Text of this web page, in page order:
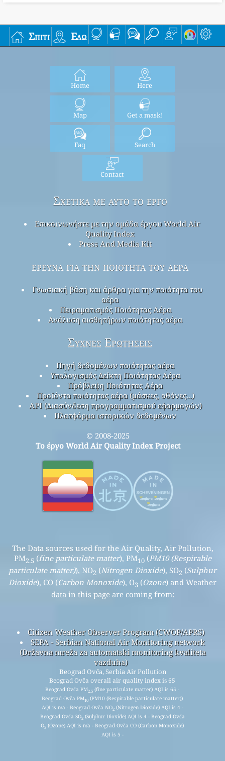
Σπίτι Εδώ
Home Here
Map Get a mask!
Faq Search
Contact
Σχετικά με αυτό το έργο
Επικοινωνήστε με την ομάδα έργου World Air
Quality Index
Press And Media Kit
έρευνα για την ποιότητα του αέρα
Γνωσιακή βάση και άρθρα για την ποιότητα του
αέρα
Πειραματισμός Ποιότητας Αέρα
Ανάλυση αισθητήρων ποιότητας αέρα
Συχνές Ερωτήσεις
Πηγή δεδομένων ποιότητας αέρα
Υπολογισμός Δείκτη Ποιότητας Αέρα
Πρόβλεψη Ποιότητας Αέρα
Προϊόντα ποιότητας αέρα (μάσκες, οθόνες…)
API (Διασύνδεση προγραμματισμού εφαρμογών)
Πλατφόρμα ιστορικών δεδομένων
© 2008-2025
Το έργο World Air Quality Index Project
The Data sources used for the Air Quality, Air Pollution,
PM2.5 (fine particulate matter), PM10(PM10 (Respirable
particulate matter)), NO2 (Nitrogen Dioxide), SO2 (Sulphur
Dioxide), CO (Carbon Monoxide), O3 (Ozone) and Weather
data in this page are coming from:
Citizen Weather Observer Program (CWOP/APRS)
SEPA - Serbian National Air Monitoring network
(Državna mreža za automatski monitoring kvaliteta
vazduha)
Beograd Ovča, Serbia Air Pollution
Beograd Ovča overall air quality index is 65
Beograd Ovča PM2.5 (fine particulate matter) AQI is 65 -
Beograd Ovča PM10 (PM10 (Respirable particulate matter))
AQI is n/a - Beograd Ovča NO2(Nitrogen Dioxide) AQI is 4 -
Beograd Ovča SO2(Sulphur Dioxide) AQI is 4 - Beograd Ovča
O3 (Ozone) AQI is n/a - Beograd Ovča CO (Carbon Monoxide)
AQI is 5 -